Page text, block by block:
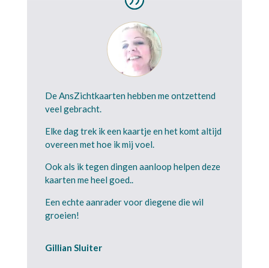
De AnsZichtkaarten hebben me ontzettend
veel gebracht.
Elke dag trek ik een kaartje en het komt altijd
overeen met hoe ik mij voel.
Ook als ik tegen dingen aanloop helpen deze
kaarten me heel goed..
Een echte aanrader voor diegene die wil
groeien!
Gillian Sluiter